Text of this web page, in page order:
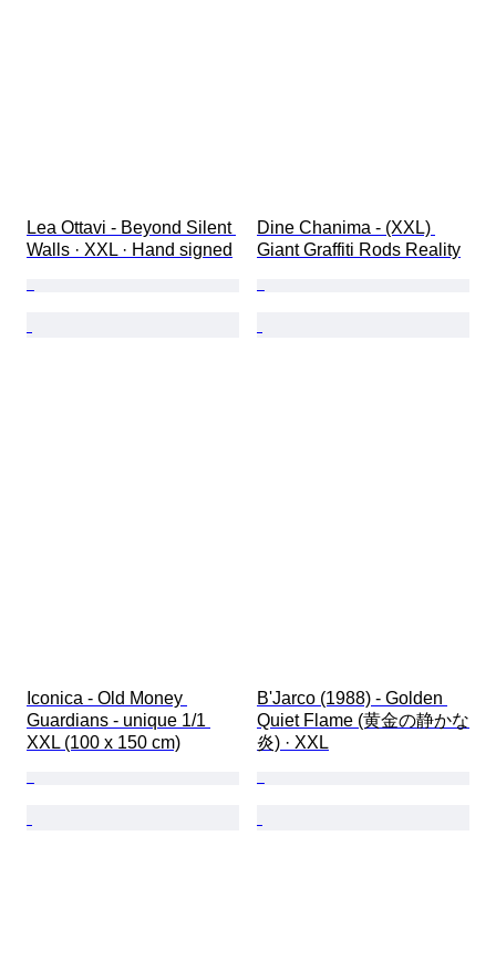
Lea Ottavi - Beyond Silent
Walls · XXL · Hand signed
Dine Chanima - (XXL)
Giant Graffiti Rods Reality
Iconica - Old Money
Guardians - unique 1/1
XXL (100 x 150 cm)
B'Jarco (1988) - Golden
Quiet Flame (黄金の静かな
炎) · XXL